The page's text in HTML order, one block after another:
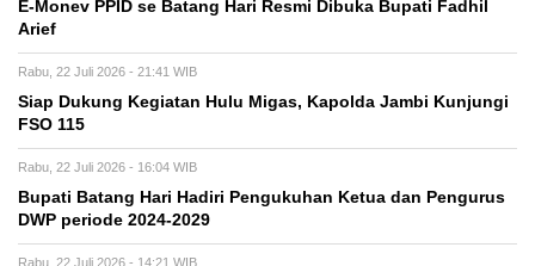
E-Monev PPID se Batang Hari Resmi Dibuka Bupati Fadhil
Arief
Rabu, 22 Juli 2026 - 21:41 WIB
Siap Dukung Kegiatan Hulu Migas, Kapolda Jambi Kunjungi
FSO 115
Rabu, 22 Juli 2026 - 16:04 WIB
Bupati Batang Hari Hadiri Pengukuhan Ketua dan Pengurus
DWP periode 2024-2029
Rabu, 22 Juli 2026 - 14:21 WIB